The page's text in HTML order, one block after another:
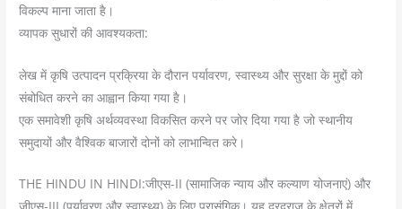
विकल्प माना जाता है।
व्यापक सुधारों की आवश्यकता:
लेख में कृषि उत्पादन प्रक्रिया के दौरान पर्यावरण, स्वास्थ्य और सुरक्षा के मुद्दों को
संबोधित करने का आह्वान किया गया है।
एक समावेशी कृषि अर्थव्यवस्था विकसित करने पर जोर दिया गया है जो स्थानीय
समुदायों और वैश्विक बाजारों दोनों को लाभान्वित करे।
THE HINDU IN HINDI:जीएस-II (सामाजिक न्याय और कल्याण योजनाएं) और